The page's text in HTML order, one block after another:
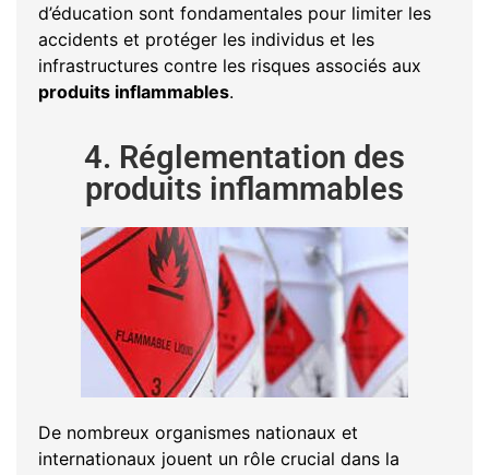
d’éducation sont fondamentales pour limiter les
accidents et protéger les individus et les
infrastructures contre les risques associés aux
produits inflammables.
4. Réglementation des
produits inflammables
De nombreux organismes nationaux et
internationaux jouent un rôle crucial dans la